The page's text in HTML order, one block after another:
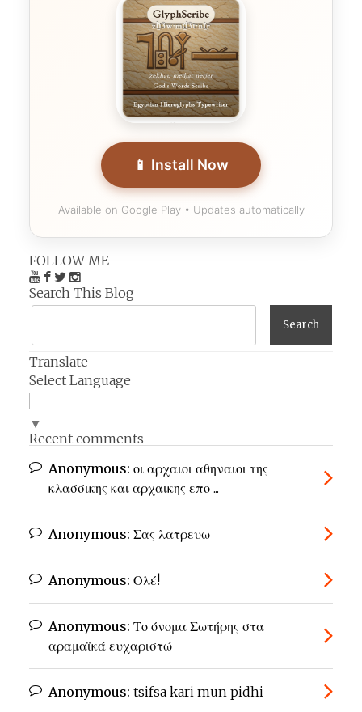
📱 Install Now
Available on Google Play • Updates automatically
FOLLOW ME
Search This Blog
Translate
Select Language
▼
Recent comments
Anonymous: οι αρχαιοι αθηναιοι της
κλασσικης και αρχαικης επο ...
Anonymous: Σας λατρευω
Anonymous: Ολέ!
Anonymous: Το όνομα Σωτήρης στα
αραμαϊκά ευχαριστώ
Anonymous: tsifsa kari mun pidhi